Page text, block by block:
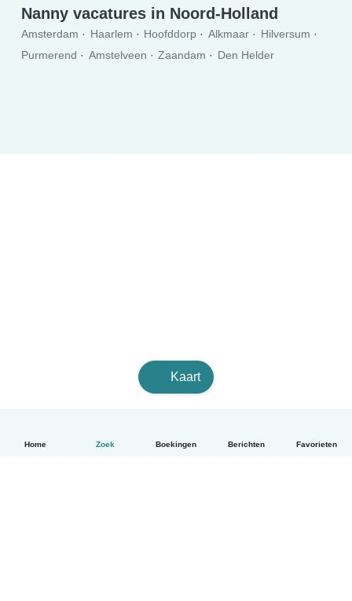
Home Zoek Boekingen Berichten Favorieten
Nanny vacatures in Noord-Holland
Amsterdam Haarlem Hoofddorp Alkmaar
Hilversum
Purmerend
Amstelveen Zaandam Den Helder
Kaart